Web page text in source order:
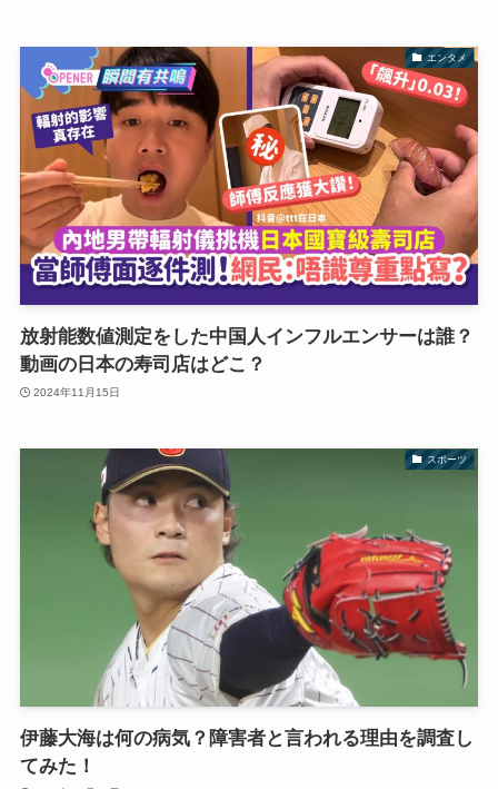
エンタメ
放射能数値測定をした中国人インフルエンサーは誰？
動画の日本の寿司店はどこ？
2024年11月15日
スポーツ
伊藤大海は何の病気？障害者と言われる理由を調査し
てみた！